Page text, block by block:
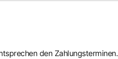
den Zahlungsterminen.